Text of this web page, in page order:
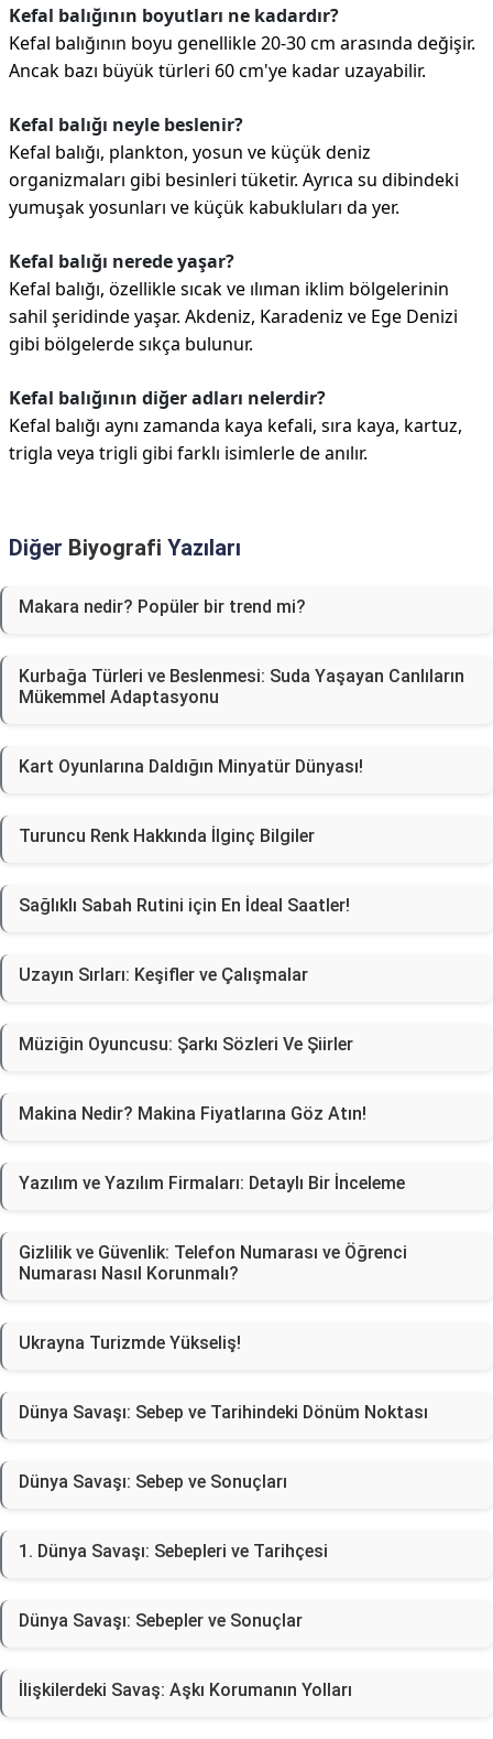
Kefal balığının boyutları ne kadardır?
Kefal balığının boyu genellikle 20-30 cm arasında değişir.
Ancak bazı büyük türleri 60 cm'ye kadar uzayabilir.
Kefal balığı neyle beslenir?
Kefal balığı, plankton, yosun ve küçük deniz
organizmaları gibi besinleri tüketir. Ayrıca su dibindeki
yumuşak yosunları ve küçük kabukluları da yer.
Kefal balığı nerede yaşar?
Kefal balığı, özellikle sıcak ve ılıman iklim bölgelerinin
sahil şeridinde yaşar. Akdeniz, Karadeniz ve Ege Denizi
gibi bölgelerde sıkça bulunur.
Kefal balığının diğer adları nelerdir?
Kefal balığı aynı zamanda kaya kefali, sıra kaya, kartuz,
trigla veya trigli gibi farklı isimlerle de anılır.
Diğer Biyografi Yazıları
Makara nedir? Popüler bir trend mi?
Kurbağa Türleri ve Beslenmesi: Suda Yaşayan Canlıların
Mükemmel Adaptasyonu
Kart Oyunlarına Daldığın Minyatür Dünyası!
Turuncu Renk Hakkında İlginç Bilgiler
Sağlıklı Sabah Rutini için En İdeal Saatler!
Uzayın Sırları: Keşifler ve Çalışmalar
Müziğin Oyuncusu: Şarkı Sözleri Ve Şiirler
Makina Nedir? Makina Fiyatlarına Göz Atın!
Yazılım ve Yazılım Firmaları: Detaylı Bir İnceleme
Gizlilik ve Güvenlik: Telefon Numarası ve Öğrenci
Numarası Nasıl Korunmalı?
Ukrayna Turizmde Yükseliş!
Dünya Savaşı: Sebep ve Tarihindeki Dönüm Noktası
Dünya Savaşı: Sebep ve Sonuçları
1. Dünya Savaşı: Sebepleri ve Tarihçesi
Dünya Savaşı: Sebepler ve Sonuçlar
İlişkilerdeki Savaş: Aşkı Korumanın Yolları